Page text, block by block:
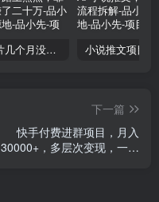
做 IP 切片几个月没赚到什么钱，蹭上热点，靠一个视频赚了二十万-品小先项目发源地
下一篇
快手付费进群项目，月入
30000+，多层次变现，一部